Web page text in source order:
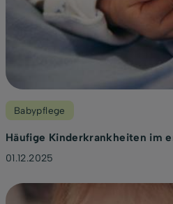
Babypflege
Häufige Kinderkrankheiten im
01.12.2025